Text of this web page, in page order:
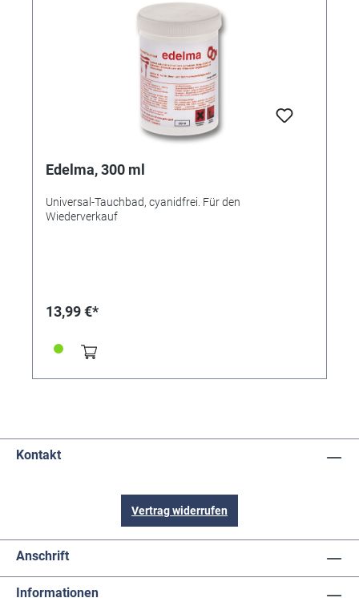
Edelma, 300 ml
Universal-Tauchbad, cyanidfrei. Für den
Wiederverkauf
13,99 €*
Kontakt
Vertrag widerrufen
Anschrift
Informationen